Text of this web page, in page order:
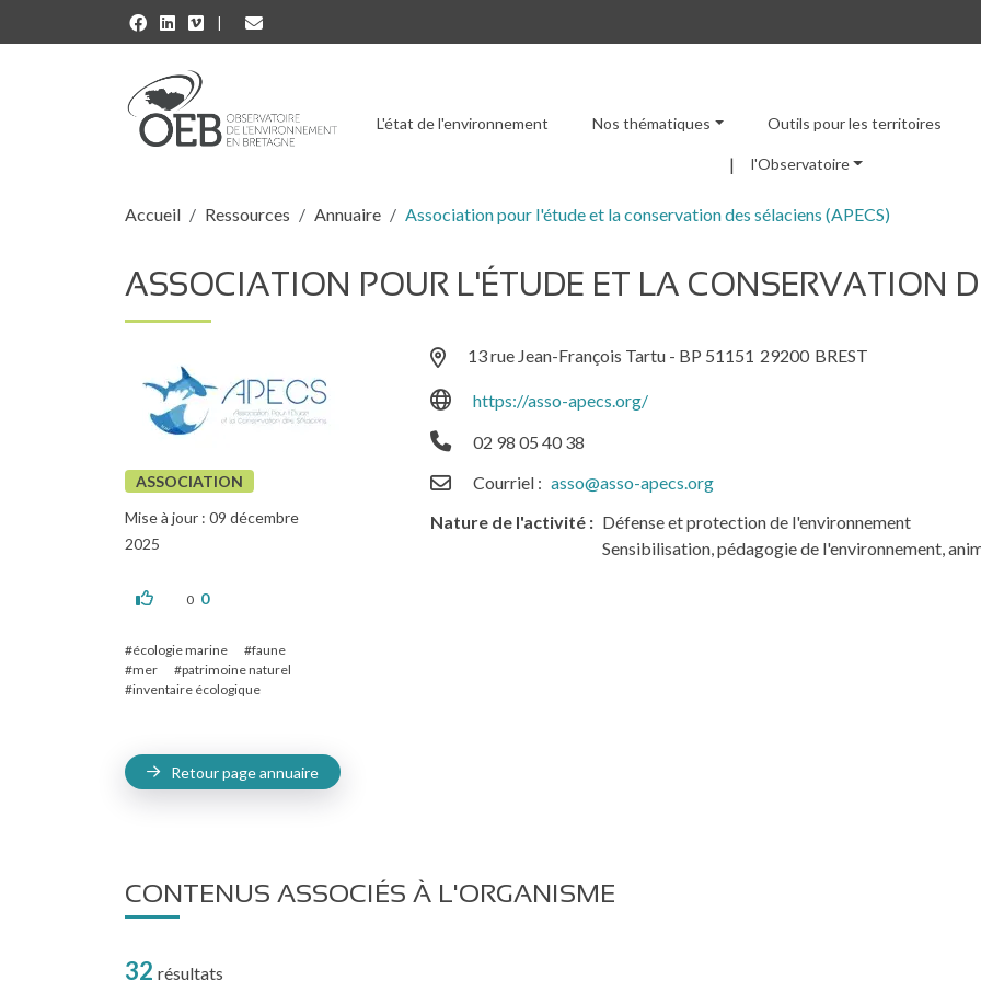
Aller au contenu principal
Menu principal
L'état de l'environnement Nos thématiques Outils pour les territoires
l'Observatoire
Fil d'Ariane
Accueil Ressources Annuaire Association pour l'étude et la conservation des sélaciens (APECS)
ASSOCIATION POUR L'ÉTUDE ET LA CONSERVATION
ASSOCIATION
Mise à jour : 09 décembre
2025
0 0
écologie marine
faune
mer
patrimoine naturel
inventaire écologique
Retour page annuaire
13 rue Jean-François Tartu - BP 51151 29200 BREST
https://asso-apecs.org/
02 98 05 40 38
Courriel
asso@asso-apecs.org
Nature de l'activité
Défense et protection de l'environnement
Sensibilisation, pédagogie de l'environnement,
CONTENUS ASSOCIÉS À L'ORGANISME
32 résultats